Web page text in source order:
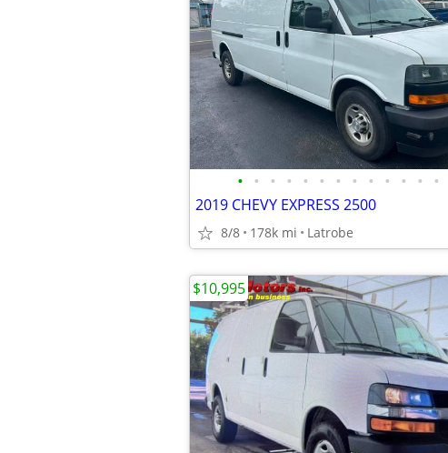
• • • • • • • • • • • • •
2019 CHEVY EXPRESS 2500
8/8 178k mi Latrobe
$10,995